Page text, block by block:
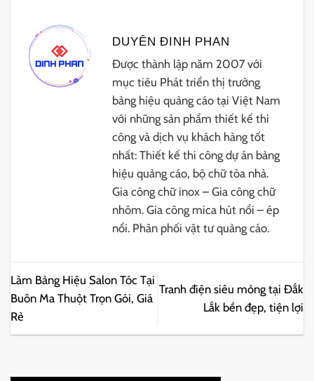
DUYÊN ĐINH PHAN
Được thành lập năm 2007 với
mục tiêu Phát triển thị trường
bảng hiệu quảng cáo tại Việt Nam
với những sản phẩm thiết kế thi
công và dịch vụ khách hàng tốt
nhất: Thiết kế thi công dự án bảng
hiệu quảng cáo, bộ chữ tòa nhà.
Gia công chữ inox – Gia công chữ
nhôm. Gia công mica hút nổi – ép
nổi. Phân phối vật tư quảng cáo.
Làm Bảng Hiệu Salon Tóc Tại
Buôn Ma Thuột Trọn Gói, Giá
Rẻ
Tranh điện siêu mỏng tại Đắk
Lắk bền đẹp, tiện lợi